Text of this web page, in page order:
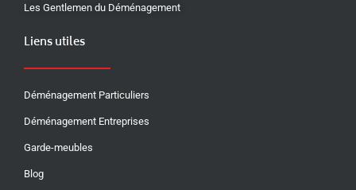
Les Gentlemen du Déménagement
Liens utiles
Déménagement Particuliers
Déménagement Entreprises
Garde-meubles
Blog